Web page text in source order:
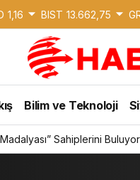
1,16 BIST 13.662,75
Bilim ve Teknoloji
Sahiplerini